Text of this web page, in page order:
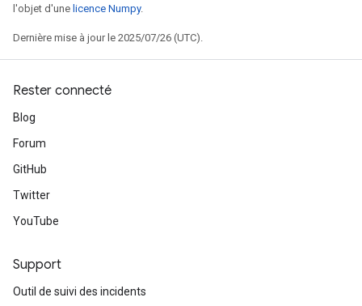
l'objet d'une licence Numpy.
Dernière mise à jour le 2025/07/26 (UTC).
Rester connecté
Blog
Forum
GitHub
Twitter
YouTube
Support
Outil de suivi des incidents